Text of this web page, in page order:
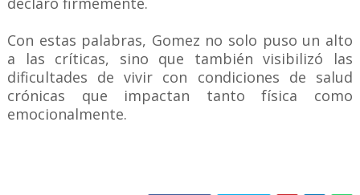
Con estas palabras, Gomez no solo puso un alto
a las críticas, sino que también visibilizó las
dificultades de vivir con condiciones de salud
crónicas que impactan tanto física como
emocionalmente.